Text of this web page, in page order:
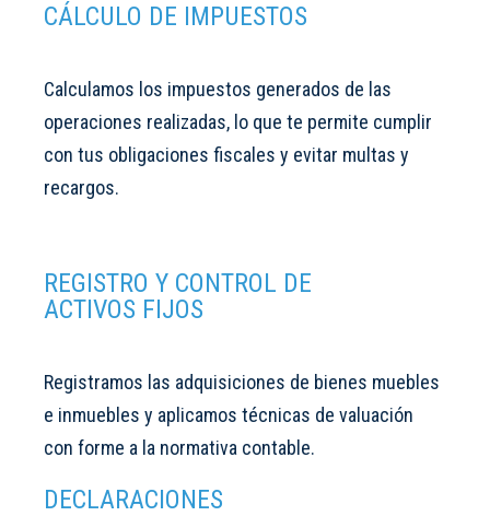
CÁLCULO DE IMPUESTOS
Calculamos los impuestos generados de las
operaciones realizadas, lo que te permite cumplir
con tus obligaciones fiscales y evitar multas y
recargos.
REGISTRO Y CONTROL DE
ACTIVOS FIJOS
Registramos las adquisiciones de bienes muebles
e inmuebles y aplicamos técnicas de valuación
con forme a la normativa contable.
DECLARACIONES